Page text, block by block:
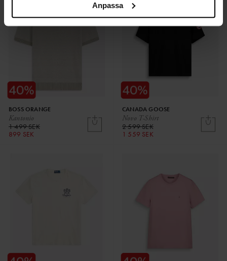
Anpassa
Kantonio
BOSS ORANGE
1 499 SEK
899 SEK
Novo T-Shirt
CANADA GOOSE
2 599 SEK
1 559 SEK